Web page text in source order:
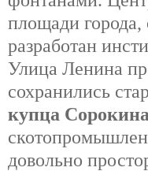
площади города,
разработан
Улица Ленина
сохранились
купца
довольно